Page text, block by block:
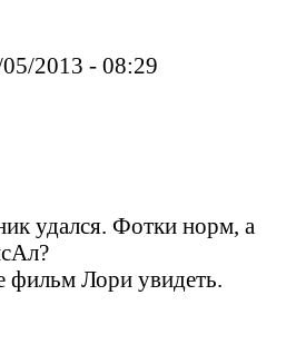
2013 - 08:29
удался. Фотки норм, а
Лори увидеть.